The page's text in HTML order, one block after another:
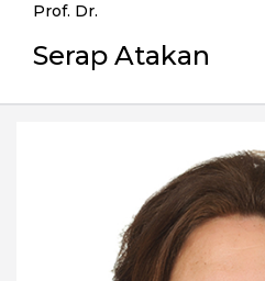
Prof. Dr.
Serap Atakan